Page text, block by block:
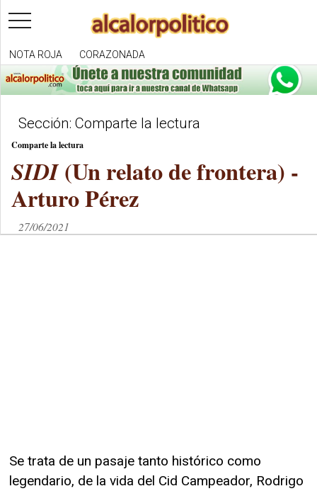
toggle
navigation
NOTA ROJA CORAZONADA
Sección: Comparte la lectura
Comparte la lectura
SIDI(Un relato de frontera) -
Arturo Pérez
27/06/2021
Se trata de un pasaje tanto histórico como
legendario, de la vida del Cid Campeador, Rodrigo